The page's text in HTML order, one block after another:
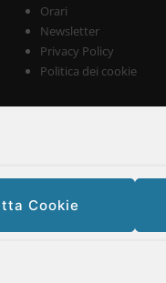
Cookie
Orari
Newsletter
Privacy Policy
Politica dei cookie